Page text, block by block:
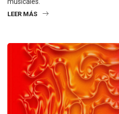
musicales.
LEER MÁS